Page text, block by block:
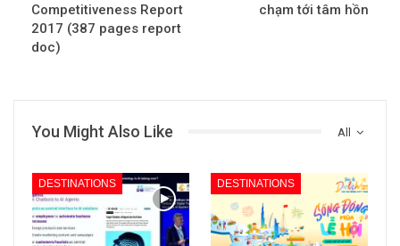
Competitiveness Report
2017 (387 pages report
doc)
chạm tới tâm hồn
All
You Might Also Like
DESTINATIONS DESTINATIONS